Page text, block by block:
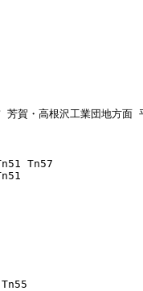
芳賀・高根沢工業団地方面
Tn57